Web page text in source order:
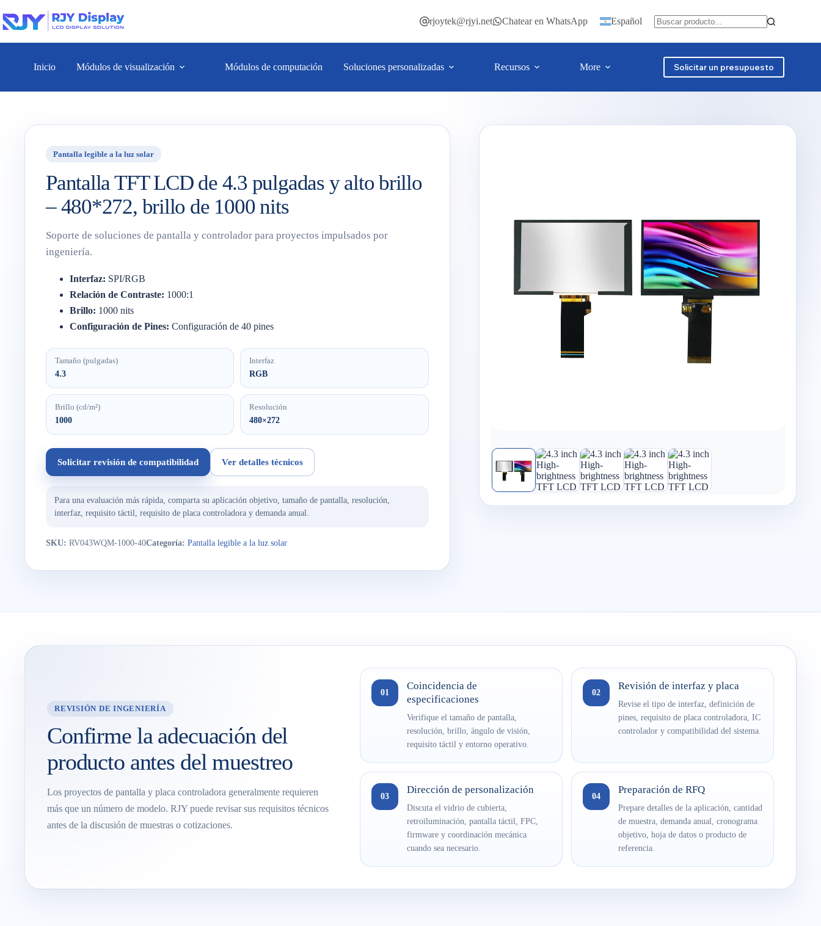
rjoytek@rjyi.net Chatear en WhatsApp Español
Inicio Módulos de visualización Módulos de computación Soluciones personalizadas Recursos More Solicitar un presupuesto
Pantalla legible a la luz solar
Pantalla TFT LCD de 4.3 pulgadas y alto brillo
– 480*272, brillo de 1000 nits
Soporte de soluciones de pantalla y controlador para proyectos impulsados por
ingeniería.
Interfaz: SPI/RGB
Relación de Contraste: 1000:1
Brillo: 1000 nits
Configuración de Pines: Configuración de 40 pines
Tamaño (pulgadas)
4.3
Interfaz
RGB
Brillo (cd/m²)
1000
Resolución
480×272
Solicitar revisión de compatibilidad Ver detalles técnicos
Para una evaluación más rápida, comparta su aplicación objetivo, tamaño de pantalla, resolución,
interfaz, requisito táctil, requisito de placa controladora y demanda anual.
SKU: RV043WQM-1000-40Categoría: Pantalla legible a la luz solar
REVISIÓN DE INGENIERÍA
Confirme la adecuación del
producto antes del muestreo
Los proyectos de pantalla y placa controladora generalmente requieren
más que un número de modelo. RJY puede revisar sus requisitos técnicos
antes de la discusión de muestras o cotizaciones.
01
Coincidencia de
especificaciones
Verifique el tamaño de pantalla,
resolución, brillo, ángulo de visión,
requisito táctil y entorno operativo.
02
Revisión de interfaz y placa
Revise el tipo de interfaz, definición de
pines, requisito de placa controladora, IC
controlador y compatibilidad del sistema.
03
Dirección de personalización
Discuta el vidrio de cubierta,
retroiluminación, pantalla táctil, FPC,
firmware y coordinación mecánica
cuando sea necesario.
04
Preparación de RFQ
Prepare detalles de la aplicación, cantidad
de muestra, demanda anual, cronograma
objetivo, hoja de datos o producto de
referencia.